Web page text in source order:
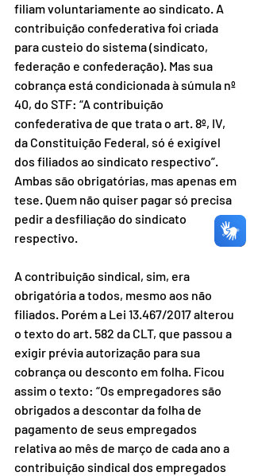
filiam voluntariamente ao sindicato. A
contribuição confederativa foi criada
para custeio do sistema (sindicato,
federação e confederação). Mas sua
cobrança está condicionada à súmula nº
40, do STF: “A contribuição
confederativa de que trata o art. 8º, IV,
da Constituição Federal, só é exigível
dos filiados ao sindicato respectivo”.
Ambas são obrigatórias, mas apenas em
tese. Quem não quiser pagar só precisa
pedir a desfiliação do sindicato
respectivo.
A contribuição sindical, sim, era
obrigatória a todos, mesmo aos não
filiados. Porém a Lei 13.467/2017 alterou
o texto do art. 582 da CLT, que passou a
exigir prévia autorização para sua
cobrança ou desconto em folha. Ficou
assim o texto: “Os empregadores são
obrigados a descontar da folha de
pagamento de seus empregados
relativa ao mês de março de cada ano a
contribuição sindical dos empregados